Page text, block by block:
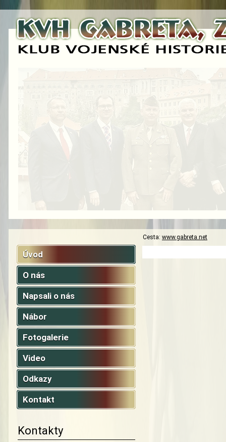
Cesta: www.gabreta.net
Úvod
O nás
Napsali o nás
Nábor
Fotogalerie
Video
Odkazy
Kontakt
Kontakty